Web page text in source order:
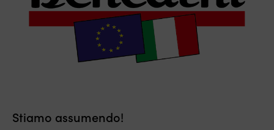
Stiamo assumendo!